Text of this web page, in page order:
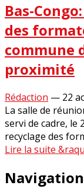
Bas-
des
commune
proximité
Rédaction — 22
La salle de
servi de cadre, le
recyclage des
Lire la suite